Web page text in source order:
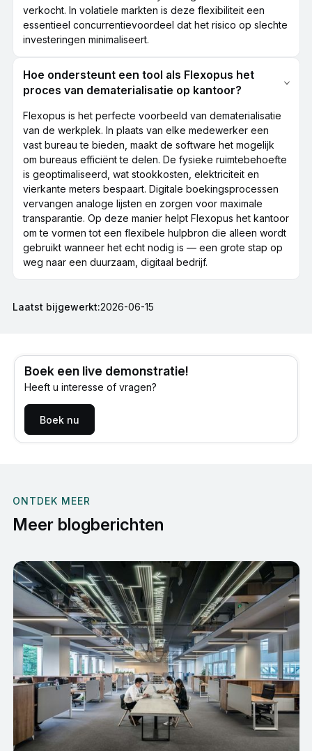
verkocht. In volatiele markten is deze flexibiliteit een
essentieel concurrentievoordeel dat het risico op slechte
investeringen minimaliseert.
Hoe ondersteunt een tool als Flexopus het
proces van dematerialisatie op kantoor?
Flexopus is het perfecte voorbeeld van dematerialisatie
van de werkplek. In plaats van elke medewerker een
vast bureau te bieden, maakt de software het mogelijk
om bureaus efficiënt te delen. De fysieke ruimtebehoefte
is geoptimaliseerd, wat stookkosten, elektriciteit en
vierkante meters bespaart. Digitale boekingsprocessen
vervangen analoge lijsten en zorgen voor maximale
transparantie. Op deze manier helpt Flexopus het kantoor
om te vormen tot een flexibele hulpbron die alleen wordt
gebruikt wanneer het echt nodig is — een grote stap op
weg naar een duurzaam, digitaal bedrijf.
Laatst bijgewerkt:2026-06-15
Boek een live demonstratie!
Heeft u interesse of vragen?
Boek nu
ONTDEK MEER
Meer blogberichten